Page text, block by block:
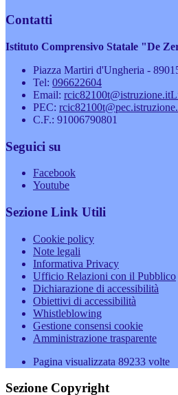
Contatti
Istituto Comprensivo Statale "De
Piazza Martiri d'Ungheria -
Tel: 096622604
Email: rcic82100t@istruzione.it
PEC:
C.F.: 91006790801
Seguici su
Facebook
Youtube
Sezione Link Utili
Cookie policy
Note legali
Informativa Privacy
Ufficio Relazioni con il Pubblico
Dichiarazione di accessibilità
Obiettivi di accessibilità
Whistleblowing
Gestione consensi cookie
Amministrazione trasparente
Pagina visualizzata 89233 volte
Sezione Copyright